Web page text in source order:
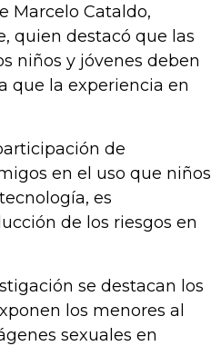
Marcelo Cataldo,
quien destacó que las
niños y jóvenes deben
que la experiencia en
de
en el uso que niños
es
de los riesgos en
se destacan los
los menores al
sexuales en